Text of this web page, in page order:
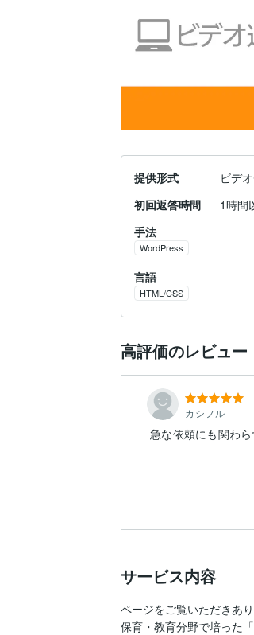
提供形式
ビデ
初回返答時間
1時間
手法
WordPress
言語
HTML/CSS
高評価のレビュー
カシフル
急な依頼にも関わ
サービス内容
ページをご覧いただきあ
保育・教育分野で培った